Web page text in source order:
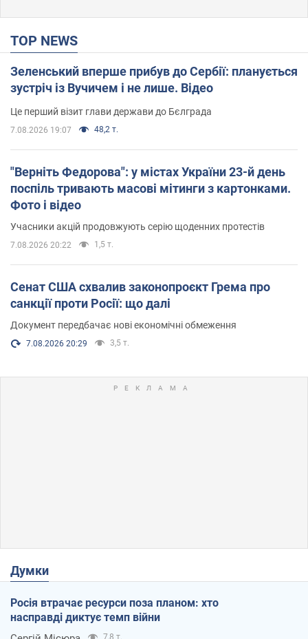
TOP NEWS
Зеленський вперше прибув до Сербії: планується
зустріч із Вучичем і не лише. Відео
Це перший візит глави держави до Бєлграда
7.08.2026 19:07 48,2 т.
"Верніть Федорова": у містах України 23-й день
поспіль тривають масові мітинги з картонками.
Фото і відео
Учасники акцій продовжують серію щоденних протестів
7.08.2026 20:22 1,5 т.
Сенат США схвалив законопроєкт Грема про
санкції проти Росії: що далі
Документ передбачає нові економічні обмеження
7.08.2026 20:29 3,5 т.
Думки
Росія втрачає ресурси поза планом: хто
насправді диктує темп війни
7,8 т.